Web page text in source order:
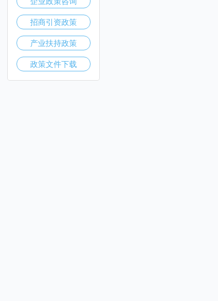
招商引资政策
产业扶持政策
政策文件下载